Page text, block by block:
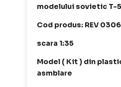
modelului sovietic T-
Cod produs: REV
scara 1:35
Model ( Kit ) din
asmblare